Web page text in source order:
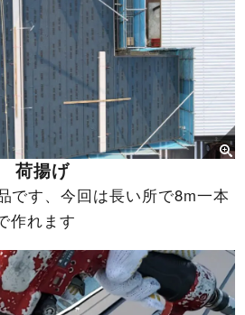
荷揚げ
です、今回は長い所で8m一本
作れます